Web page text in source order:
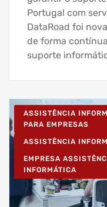
Portugal com
DataRoad foi
de forma
suporte
ASSISTÊNCIA
PARA EMPRESAS
ASSISTÊNCIA
EMPRESA
INFORMÁTICA